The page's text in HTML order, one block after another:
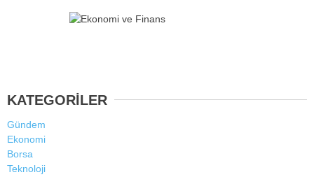
KATEGORİLER
Gündem
Ekonomi
Borsa
Teknoloji